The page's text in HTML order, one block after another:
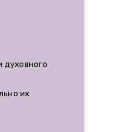
духовного
их